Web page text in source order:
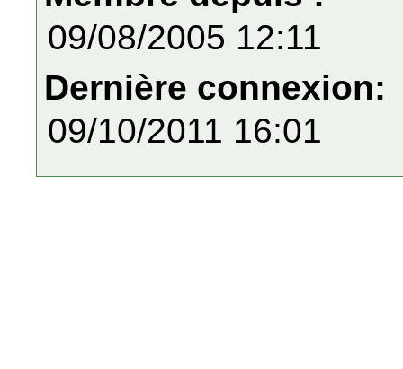
09/08/2005 12:11
Dernière connexion:
09/10/2011 16:01